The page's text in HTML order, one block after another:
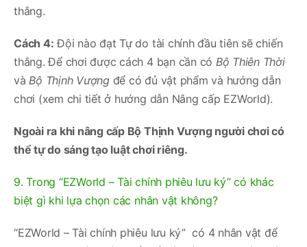
thắng.
Cách 4: Đội nào đạt Tự do tài chính đầu tiên sẽ chiến
thắng. Để chơi được cách 4 bạn cần có Bộ Thiên Thời
và Bộ Thịnh Vượng để có đủ vật phẩm và hướng dẫn
chơi (xem chi tiết ở hướng dẫn Nâng cấp EZWorld).
Ngoài ra khi nâng cấp Bộ Thịnh Vượng người chơi có
thể tự do sáng tạo luật chơi riêng.
9. Trong “EZWorld – Tài chính phiêu lưu ký” có khác
biệt gì khi lựa chọn các nhân vật không?
“EZWorld – Tài chính phiêu lưu ký” có 4 nhân vật để